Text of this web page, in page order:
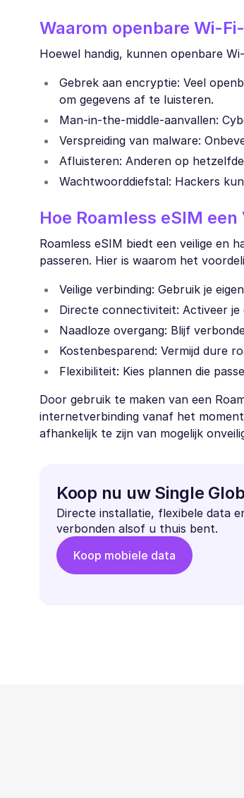
Waarom openbare Wi-
Hoewel handig, kunnen openbare
Gebrek aan encryptie: Veel
om gegevens af te luisteren.
Man-in-the-middle-aanvallen:
Verspreiding van malware:
Afluisteren: Anderen op
Wachtwoorddiefstal: Hackers
Hoe Roamless eSIM
Roamless eSIM biedt een veilige en
passeren. Hier is waarom het
Veilige verbinding: Gebruik je
Directe connectiviteit: Activeer
Naadloze overgang: Blijf
Kostenbesparend: Vermijd dure
Flexibiliteit: Kies plannen die
Door gebruik te maken van een
internetverbinding vanaf het
afhankelijk te zijn van mogelijk
Koop nu uw Single
Directe installatie, flexibele data
verbonden alsof u thuis bent.
Koop mobiele data